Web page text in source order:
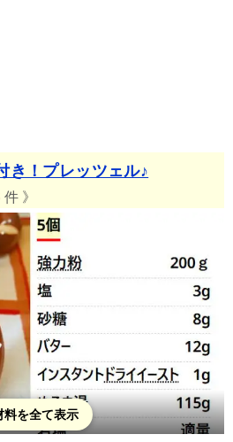
き！プレッツェル♪
件 》
料を全て表示